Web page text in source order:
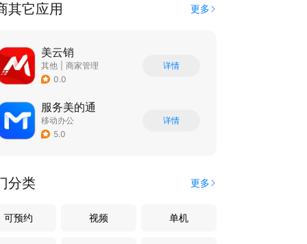
其它应用 更多
美云销
其他
商家管理
0.0
详情
服务美的通
移动办公
5.0
详情
分类 更多
可预约 视频 单机